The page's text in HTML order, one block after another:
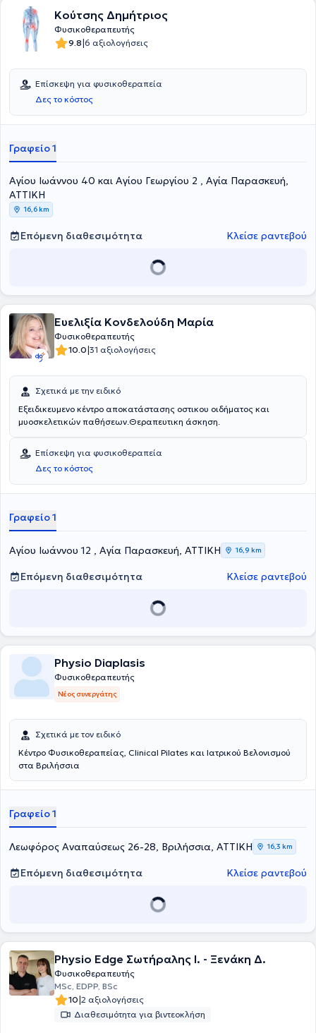
Κούτσης Δημήτριος
Φυσικοθεραπευτής
9.8|6 αξιολογήσεις
Επίσκεψη για φυσικοθεραπεία
Δες το κόστος
Γραφείο 1
Αγίου Ιωάννου 40 και Αγίου Γεωργίου 2 , Αγία Παρασκευή,
ΑΤΤΙΚΗ
16,6 km
Επόμενη διαθεσιμότητα Κλείσε ραντεβού
Ευελιξία Κονδελούδη Μαρία
Φυσικοθεραπευτής
10.0|31 αξιολογήσεις
Σχετικά με την ειδικό
Εξειδικευμενο κέντρο αποκατάστασης οστικου οιδήματος και
μυοσκελετικών παθήσεων.Θεραπευτικη άσκηση.
Επίσκεψη για φυσικοθεραπεία
Δες το κόστος
Γραφείο 1
Αγίου Ιωάννου 12 , Αγία Παρασκευή, ΑΤΤΙΚΗ 16,9 km
Επόμενη διαθεσιμότητα Κλείσε ραντεβού
Physio Diaplasis
Φυσικοθεραπευτής
Νέος συνεργάτης
Σχετικά με τον ειδικό
Κέντρο Φυσικοθεραπείας, Clinical Pilates και Ιατρικού Βελονισμού
στα Βριλήσσια
Γραφείο 1
Λεωφόρος Αναπαύσεως 26-28, Βριλήσσια, ΑΤΤΙΚΗ 16,3 km
Επόμενη διαθεσιμότητα Κλείσε ραντεβού
Physio Edge Σωτήραλης Ι. - Ξενάκη Δ.
Φυσικοθεραπευτής
MSc, EDPP, BSc
10|2 αξιολογήσεις
Διαθεσιμότητα για βιντεοκλήση